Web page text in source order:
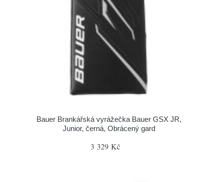
Bauer Brankářská vyrážečka Bauer GSX JR,
Junior, černá, Obrácený gard
3 329 Kč